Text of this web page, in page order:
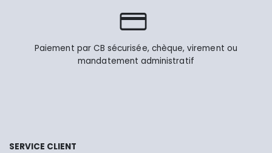
Paiement par CB sécurisée, chèque, virement ou
mandatement administratif
SERVICE CLIENT